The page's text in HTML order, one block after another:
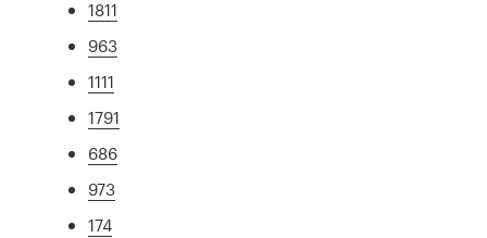
1811
963
1111
1791
686
973
174